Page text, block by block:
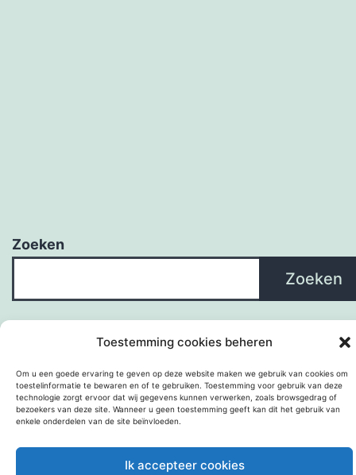
Toestemming cookies beheren
Om u een goede ervaring te geven op deze website maken we gebruik van cookies om
toestelinformatie te bewaren en of te gebruiken. Toestemming voor gebruik van deze
technologie zorgt ervoor dat wij gegevens kunnen verwerken, zoals browsgedrag of
bezoekers van deze site. Wanneer u geen toestemming geeft kan dit het gebruik van
enkele onderdelen van de site beïnvloeden.
Ik accepteer cookies
Zoeken
Zoeken
Met trots aangedreven door